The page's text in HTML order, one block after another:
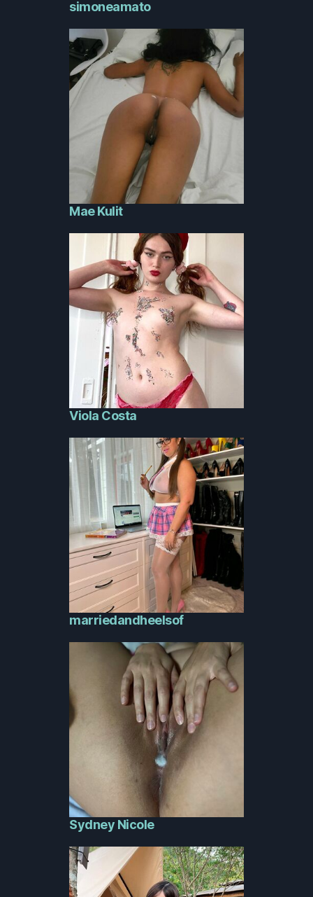
simoneamato
Mae Kulit
Viola Costa
marriedandheelsof
Sydney Nicole